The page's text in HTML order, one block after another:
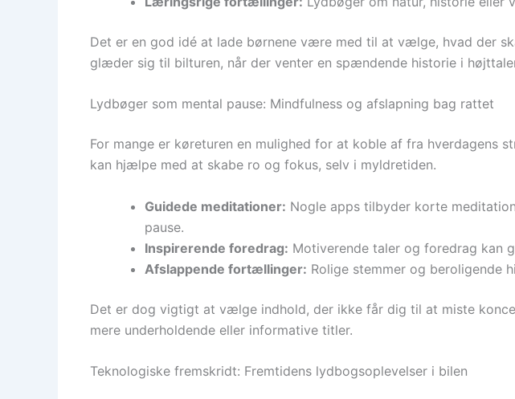
Det er en god idé at lade børnene være med til at vælge, hvad der
glæder sig til bilturen, når der venter en spændende historie i
Lydbøger som mental pause: Mindfulness og afslapning bag rattet
For mange er køreturen en mulighed for at koble af fra hverdagens
kan hjælpe med at skabe ro og fokus, selv i myldretiden.
Guidede meditationer: Nogle apps tilbyder korte
pause.
Inspirerende foredrag: Motiverende taler og foredrag kan
Afslappende fortællinger: Rolige stemmer og beroligende
Det er dog vigtigt at vælge indhold, der ikke får dig til at miste
mere underholdende eller informative titler.
Teknologiske fremskridt: Fremtidens lydbogsoplevelser i bilen